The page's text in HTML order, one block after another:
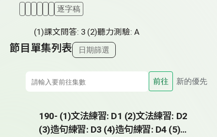
逐字稿
(1)課文問答: 3 (2)聽力測驗: A
節目單集列表 日期篩選
前往 新的優先
190- (1)文法練習: D1 (2)文法練習: D2
(3)造句練習: D3 (4)造句練習: D4 (5)歌